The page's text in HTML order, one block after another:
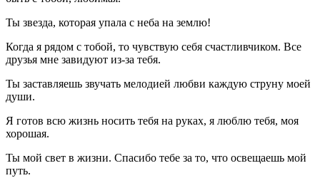
Ты звезда, которая упала с неба на землю!
Когда я рядом с тобой, то чувствую себя счастливчиком. Все
друзья мне завидуют из-за тебя.
Ты заставляешь звучать мелодией любви каждую струну моей
души.
Я готов всю жизнь носить тебя на руках, я люблю тебя, моя
хорошая.
Ты мой свет в жизни. Спасибо тебе за то, что освещаешь мой
путь.